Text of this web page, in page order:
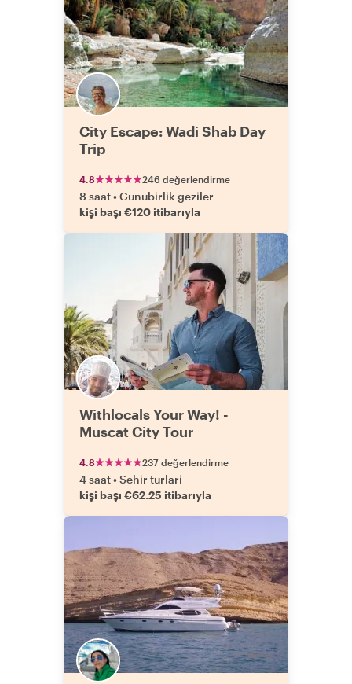
City Escape: Wadi Shab Day
Trip
4.8 246 değerlendirme
8 saat•Gunubirlik geziler
kişi başı €120 itibarıyla
Withlocals Your Way! -
Muscat City Tour
4.8 237 değerlendirme
4 saat•Sehir turlari
kişi başı €62.25 itibarıyla